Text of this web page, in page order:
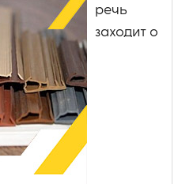
речь
заходит о